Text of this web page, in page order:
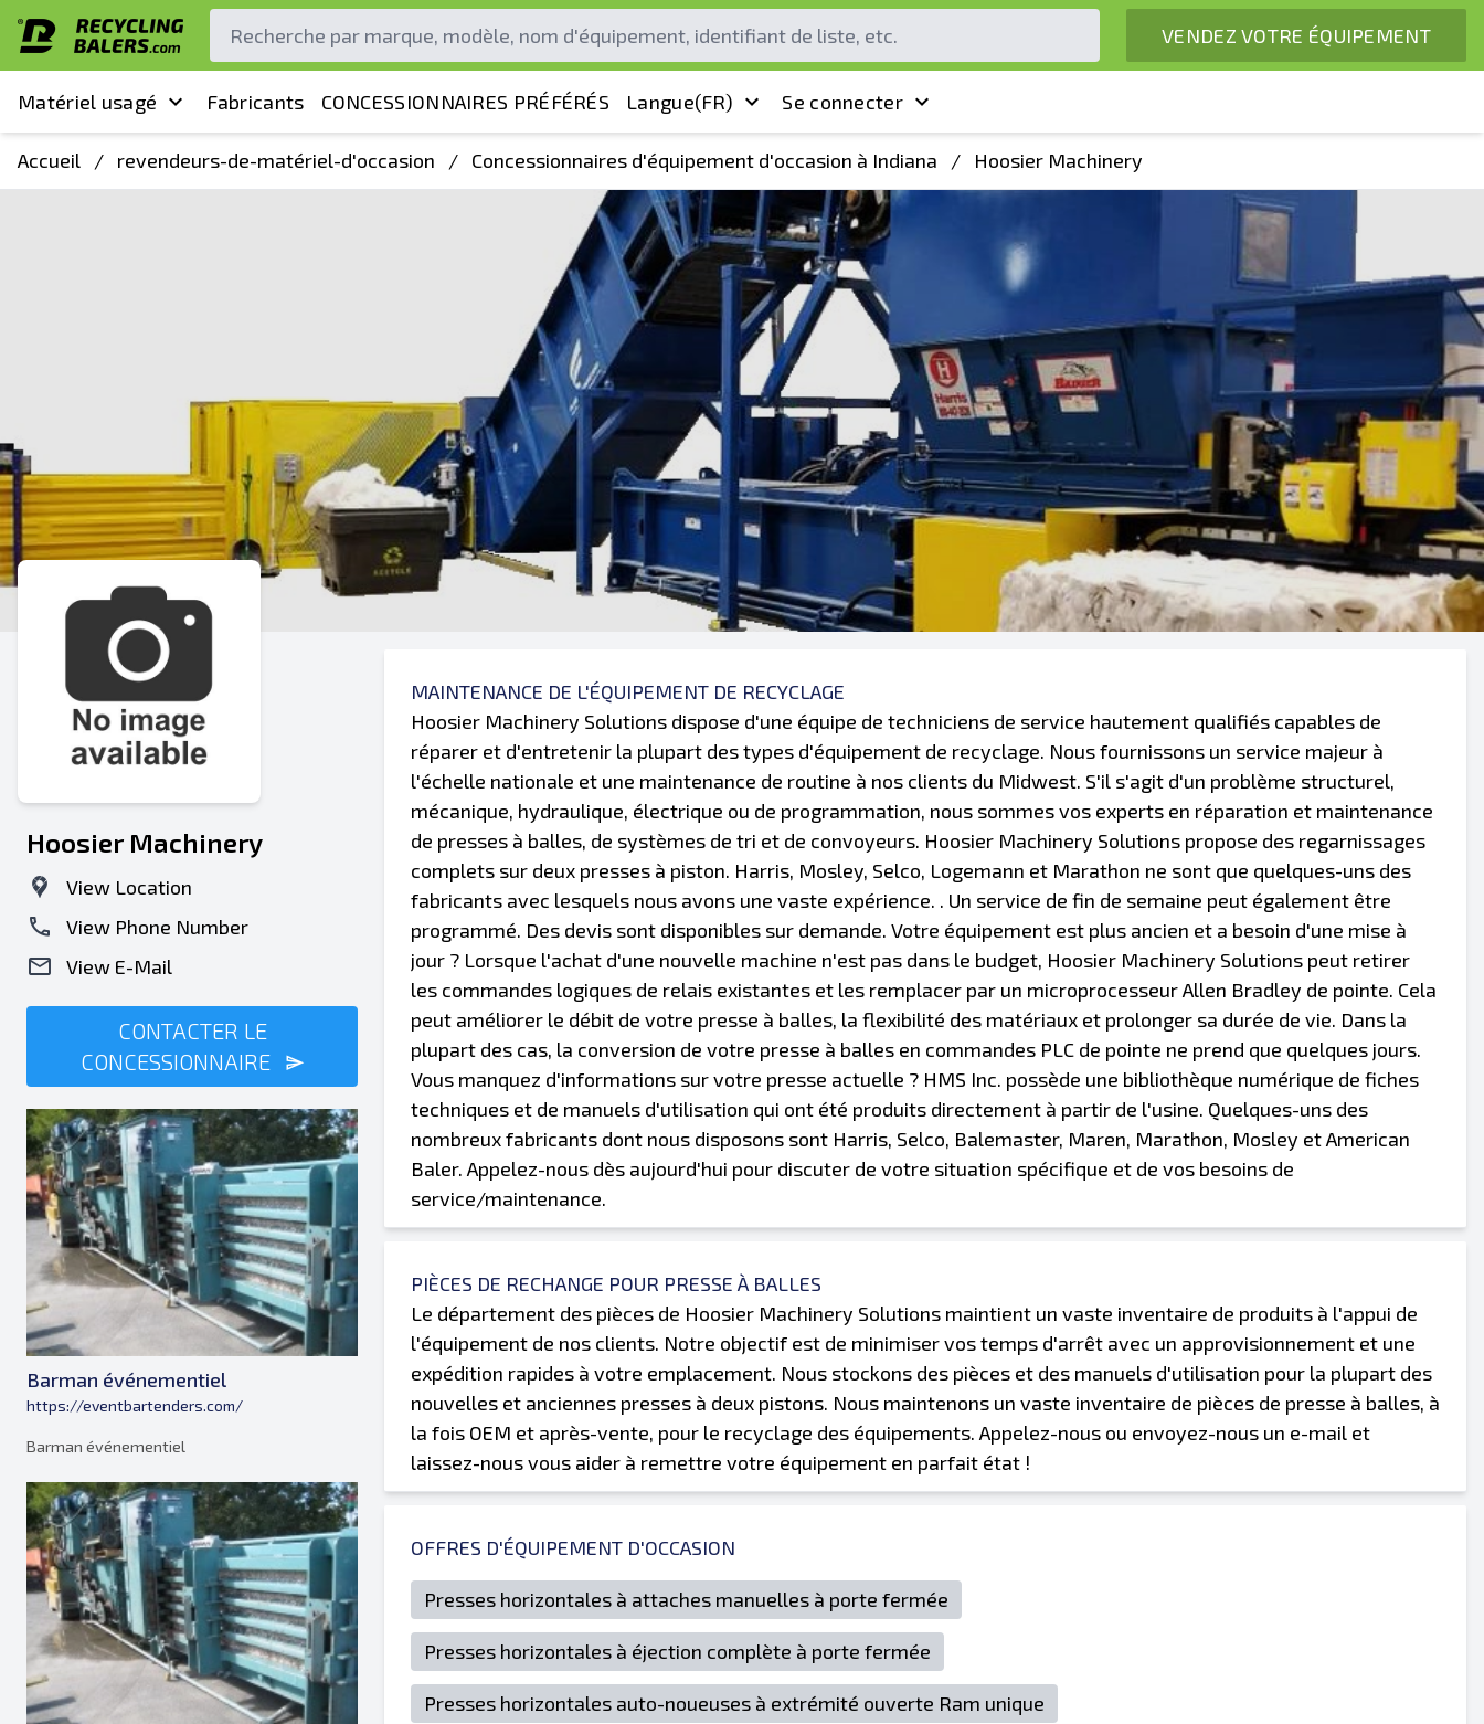
VENDEZ VOTRE ÉQUIPEMENT
Matériel usagé Fabricants CONCESSIONNAIRES PRÉFÉRÉS Langue(FR) Se connecter
Accueil / revendeurs-de-matériel-d'occasion / Concessionnaires d'équipement d'occasion à Indiana / Hoosier Machinery
Hoosier Machinery
View Location
View Phone Number
View E-Mail
CONTACTER LE
CONCESSIONNAIRE
Barman événementiel
https://eventbartenders.com/
Barman événementiel
MAINTENANCE DE L'ÉQUIPEMENT DE RECYCLAGE
Hoosier Machinery Solutions dispose d'une équipe de techniciens de service hautement qualifiés capables de
réparer et d'entretenir la plupart des types d'équipement de recyclage. Nous fournissons un service majeur à
l'échelle nationale et une maintenance de routine à nos clients du Midwest. S'il s'agit d'un problème structurel,
mécanique, hydraulique, électrique ou de programmation, nous sommes vos experts en réparation et maintenance
de presses à balles, de systèmes de tri et de convoyeurs. Hoosier Machinery Solutions propose des regarnissages
complets sur deux presses à piston. Harris, Mosley, Selco, Logemann et Marathon ne sont que quelques-uns des
fabricants avec lesquels nous avons une vaste expérience. . Un service de fin de semaine peut également être
programmé. Des devis sont disponibles sur demande. Votre équipement est plus ancien et a besoin d'une mise à
jour ? Lorsque l'achat d'une nouvelle machine n'est pas dans le budget, Hoosier Machinery Solutions peut retirer
les commandes logiques de relais existantes et les remplacer par un microprocesseur Allen Bradley de pointe. Cela
peut améliorer le débit de votre presse à balles, la flexibilité des matériaux et prolonger sa durée de vie. Dans la
plupart des cas, la conversion de votre presse à balles en commandes PLC de pointe ne prend que quelques jours.
Vous manquez d'informations sur votre presse actuelle ? HMS Inc. possède une bibliothèque numérique de fiches
techniques et de manuels d'utilisation qui ont été produits directement à partir de l'usine. Quelques-uns des
nombreux fabricants dont nous disposons sont Harris, Selco, Balemaster, Maren, Marathon, Mosley et American
Baler. Appelez-nous dès aujourd'hui pour discuter de votre situation spécifique et de vos besoins de
service/maintenance.
PIÈCES DE RECHANGE POUR PRESSE À BALLES
Le département des pièces de Hoosier Machinery Solutions maintient un vaste inventaire de produits à l'appui de
l'équipement de nos clients. Notre objectif est de minimiser vos temps d'arrêt avec un approvisionnement et une
expédition rapides à votre emplacement. Nous stockons des pièces et des manuels d'utilisation pour la plupart des
nouvelles et anciennes presses à deux pistons. Nous maintenons un vaste inventaire de pièces de presse à balles, à
la fois OEM et après-vente, pour le recyclage des équipements. Appelez-nous ou envoyez-nous un e-mail et
laissez-nous vous aider à remettre votre équipement en parfait état !
OFFRES D'ÉQUIPEMENT D'OCCASION
Presses horizontales à attaches manuelles à porte fermée
Presses horizontales à éjection complète à porte fermée
Presses horizontales auto-noueuses à extrémité ouverte Ram unique